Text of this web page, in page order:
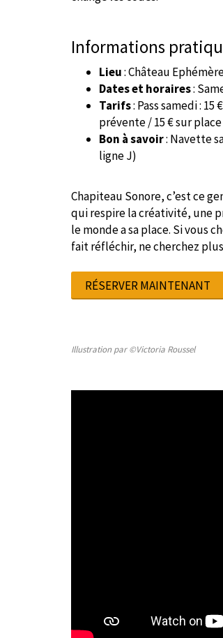
Informations
Lieu: Château
Dates et horaires:
Tarifs: Pass samedi :
prévente / 15 € sur place
Bon à savoir: Navette
ligne J)
Chapiteau Sonore, c’est ce
qui respire la créativité, une
le monde a sa place. Si vous
fait réfléchir, ne cherchez
RÉSERVER MAINTENANT
Illustration par ©Victoria Roussel